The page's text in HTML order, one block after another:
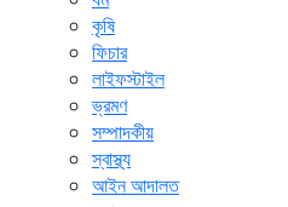
কৃষি
ফিচার
লাইফস্টাইল
ভ্রমণ
সম্পাদকীয়
স্বাস্থ্য
আইন আদালত